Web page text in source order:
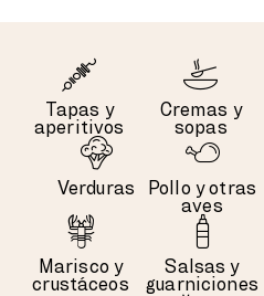
Tapas y
aperitivos
Cremas y
sopas
Verduras
Pollo y otras
aves
Marisco y
crustáceos
Salsas y
guarniciones